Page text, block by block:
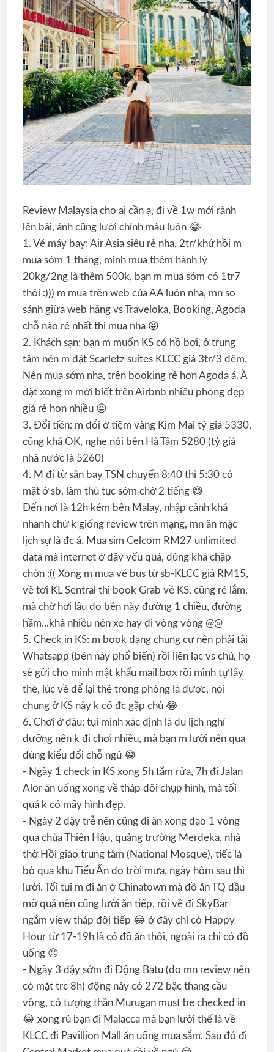
Review Malaysia cho ai cần ạ, đi về 1w mới rảnh
lên bài, ảnh cũng lười chỉnh màu luôn 😂
1. Vé máy bay: Air Asia siêu rẻ nha, 2tr/khứ hồi m
mua sớm 1 tháng, mình mua thêm hành lý
20kg/2ng là thêm 500k, bạn m mua sớm có 1tr7
thôi :))) m mua trên web của AA luôn nha, mn so
sánh giữa web hãng vs Traveloka, Booking, Agoda
chỗ nào rẻ nhất thì mua nha 😝
2. Khách sạn: bạn m muốn KS có hồ bơi, ở trung
tâm nên m đặt Scarletz suites KLCC giá 3tr/3 đêm.
Nên mua sớm nha, trên booking rẻ hơn Agoda á. À
đặt xong m mới biết trên Airbnb nhiều phòng đẹp
giá rẻ hơn nhiều 😝
3. Đổi tiền: m đổi ở tiệm vàng Kim Mai tỷ giá 5330,
cũng khá OK, nghe nói bên Hà Tâm 5280 (tỷ giá
nhà nước là 5260)
4. M đi từ sân bay TSN chuyến 8:40 thì 5:30 có
mặt ở sb, làm thủ tục sớm chờ 2 tiếng 😅
Đến nơi là 12h kém bên Malay, nhập cảnh khá
nhanh chứ k giống review trên mạng, mn ăn mặc
lịch sự là đc á. Mua sim Celcom RM27 unlimited
data mà internet ở đây yếu quá, dùng khá chập
chờn :(( Xong m mua vé bus từ sb-KLCC giá RM15,
về tới KL Sentral thì book Grab về KS, cũng rẻ lắm,
mà chờ hơi lâu do bên này đường 1 chiều, đường
hầm...khá nhiều nên xe hay đi vòng vòng @@
5. Check in KS: m book dạng chung cư nên phải tải
Whatsapp (bên này phổ biến) rồi liên lạc vs chủ, họ
sẽ gửi cho mình mật khẩu mail box rồi mình tự lấy
thẻ, lúc về để lại thẻ trong phòng là được, nói
chung ở KS này k có đc gặp chủ 😂
6. Chơi ở đâu: tụi mình xác định là du lịch nghỉ
dưỡng nên k đi chơi nhiều, mà bạn m lười nên qua
đúng kiểu đổi chỗ ngủ 😂
- Ngày 1 check in KS xong 5h tắm rửa, 7h đi Jalan
Alor ăn uống xong về tháp đôi chụp hình, mà tối
quá k có mấy hình đẹp.
- Ngày 2 dậy trễ nên cũng đi ăn xong dạo 1 vòng
qua chùa Thiên Hậu, quảng trường Merdeka, nhà
thờ Hồi giáo trung tâm (National Mosque), tiếc là
bỏ qua khu Tiểu Ấn do trời mưa, ngày hôm sau thì
lười. Tối tụi m đi ăn ở Chinatown mà đồ ăn TQ dầu
mỡ quá nên cũng lười ăn tiếp, rồi về đi SkyBar
ngắm view tháp đôi tiếp 😂 ở đây chỉ có Happy
Hour từ 17-19h là có đồ ăn thôi, ngoài ra chỉ có đồ
uống 😞
- Ngày 3 dậy sớm đi Động Batu (do mn review nên
có mặt trc 8h) động này có 272 bậc thang cầu
vồng, có tượng thần Murugan must be checked in
😂 xong rủ bạn đi Malacca mà bạn lười thế là về
KLCC đi Pavillion Mall ăn uống mua sắm. Sau đó đi